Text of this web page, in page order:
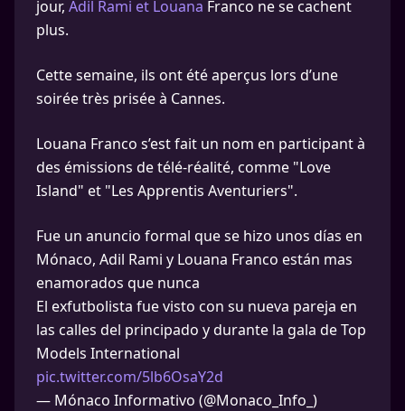
jour, Adil Rami et Louana Franco ne se cachent
plus.
Cette semaine, ils ont été aperçus lors d’une
soirée très prisée à Cannes.
Louana Franco s’est fait un nom en participant à
des émissions de télé-réalité, comme "Love
Island" et "Les Apprentis Aventuriers".
Fue un anuncio formal que se hizo unos días en
Mónaco, Adil Rami y Louana Franco están mas
enamorados que nunca
El exfutbolista fue visto con su nueva pareja en
las calles del principado y durante la gala de Top
Models International
pic.twitter.com/5lb6OsaY2d
— Mónaco Informativo (@Monaco_Info_)